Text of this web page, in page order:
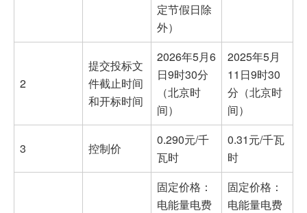
定节假日除
外）
2
提交投标文
件截止时间
和开标时间
2026年5月6
日9时30分
（北京时
间）
2025年5月
11日9时30
分（北京时
间）
3 控制价
0.290元/千
瓦时
0.31元/千瓦
时
固定价格：
电能量电费
固定价格：
电能量电费